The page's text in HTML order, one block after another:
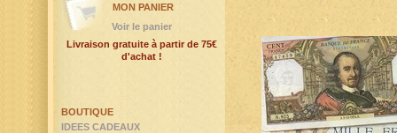
BOUTIQUE
IDEES CADEAUX
MON PANIER
Voir le panier
Livraison gratuite à partir de 75€
d'achat !